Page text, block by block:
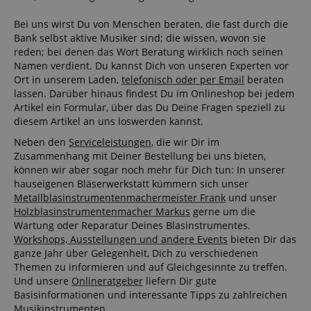
Bei uns wirst Du von Menschen beraten, die fast durch die
Bank selbst aktive Musiker sind; die wissen, wovon sie
reden; bei denen das Wort Beratung wirklich noch seinen
Namen verdient. Du kannst Dich von unseren Experten vor
Ort in unserem Laden, telefonisch oder per Email beraten
lassen. Darüber hinaus findest Du im Onlineshop bei jedem
Artikel ein Formular, über das Du Deine Fragen speziell zu
diesem Artikel an uns loswerden kannst.
Neben den Serviceleistungen, die wir Dir im
Zusammenhang mit Deiner Bestellung bei uns bieten,
können wir aber sogar noch mehr für Dich tun: In unserer
hauseigenen Bläserwerkstatt kümmern sich unser
Metallblasinstrumentenmachermeister Frank und unser
Holzblasinstrumentenmacher Markus gerne um die
Wartung oder Reparatur Deines Blasinstrumentes.
Workshops, Ausstellungen und andere Events bieten Dir das
ganze Jahr über Gelegenheit, Dich zu verschiedenen
Themen zu informieren und auf Gleichgesinnte zu treffen.
Und unsere Onlineratgeber liefern Dir gute
Basisinformationen und interessante Tipps zu zahlreichen
Notwendig Statistik
Marketing
Funktional
Die durch diese Services gesammelten Daten
werden gebraucht, um die technische Performance
der Website zu gewährleisten, dir grundlegende
Einkaufs-Funktionen bereitzustellen, das Einkaufen
bei uns sicher zu machen und um Betrug zu
verhindern. Immer eingeschaltet.
Cookie
Anbieter / Domain
FPGSID
.kirstein.de
amazon-pay-connectedAuth
Amazon